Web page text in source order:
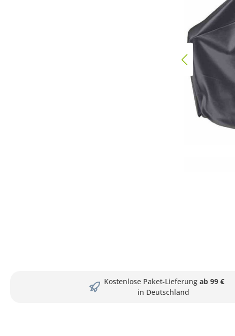
Kostenlose Paket-Lieferung ab 99 €
in Deutschland